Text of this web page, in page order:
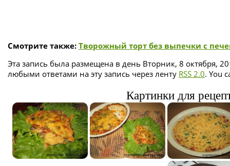
Смотрите также: Творожный торт без выпечки с
Эта запись была размещена в день Вторник, 8 октября,
любыми ответами на эту запись через ленту RSS 2.0. You
Картинки для